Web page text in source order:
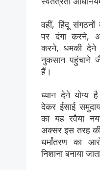
वहीं, हिंदू
पर दंगा करने,
करने, धमकी देने
नुकसान पहुंचाने
हैं।
ध्यान देने योग्य
देकर ईसाई
का यह रवैया
अक्सर इस तरह
धर्मांतरण का
निशाना बनाया